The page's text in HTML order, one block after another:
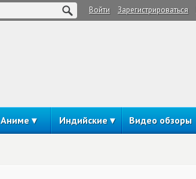
Войти Зарегистрироваться
Аниме Индийские Видео обзоры